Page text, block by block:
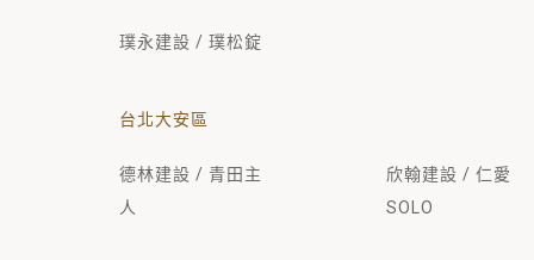
璞永建設 / 璞松錠
台北大安區
德林建設 / 青田主
人
欣翰建設 / 仁愛
SOLO